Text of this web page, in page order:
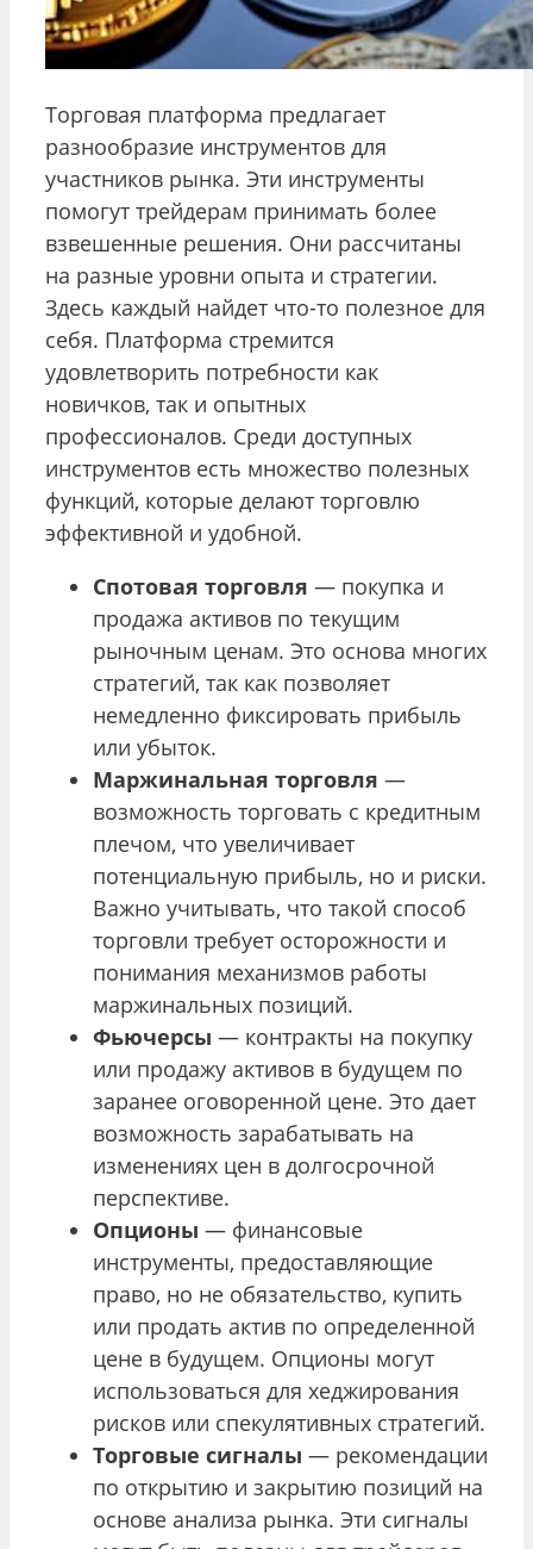
Торговая платформа предлагает
разнообразие инструментов для
участников рынка. Эти инструменты
помогут трейдерам принимать более
взвешенные решения. Они рассчитаны
на разные уровни опыта и стратегии.
Здесь каждый найдет что-то полезное для
себя. Платформа стремится
удовлетворить потребности как
новичков, так и опытных
профессионалов. Среди доступных
инструментов есть множество полезных
функций, которые делают торговлю
эффективной и удобной.
Спотовая торговля — покупка и
продажа активов по текущим
рыночным ценам. Это основа многих
стратегий, так как позволяет
немедленно фиксировать прибыль
или убыток.
Маржинальная торговля —
возможность торговать с кредитным
плечом, что увеличивает
потенциальную прибыль, но и риски.
Важно учитывать, что такой способ
торговли требует осторожности и
понимания механизмов работы
маржинальных позиций.
Фьючерсы — контракты на покупку
или продажу активов в будущем по
заранее оговоренной цене. Это дает
возможность зарабатывать на
изменениях цен в долгосрочной
перспективе.
Опционы — финансовые
инструменты, предоставляющие
право, но не обязательство, купить
или продать актив по определенной
цене в будущем. Опционы могут
использоваться для хеджирования
рисков или спекулятивных стратегий.
Торговые сигналы — рекомендации
по открытию и закрытию позиций на
основе анализа рынка. Эти сигналы